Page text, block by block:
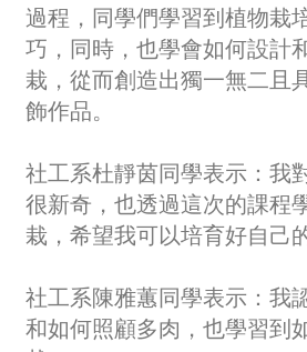
過程，同學們學習到植物栽
巧，同時，也學會如何設計
栽，從而創造出獨一無二且
飾作品。
社工系杜靜茵同學表示：我
很新奇，也透過這次的課程
栽，希望我可以培育好自己
社工系陳雅蕙同學表示：我
和如何照顧多肉，也學習到